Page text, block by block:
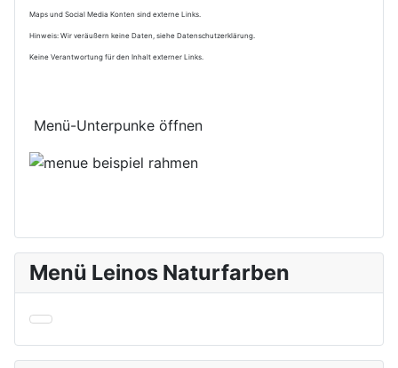
Maps und Social Media Konten sind externe Links.
Hinweis: Wir veräußern keine Daten, siehe Datenschutzerklärung.
Keine Verantwortung für den Inhalt externer Links.
Menü-Unterpunke öffnen
Menü Leinos Naturfarben